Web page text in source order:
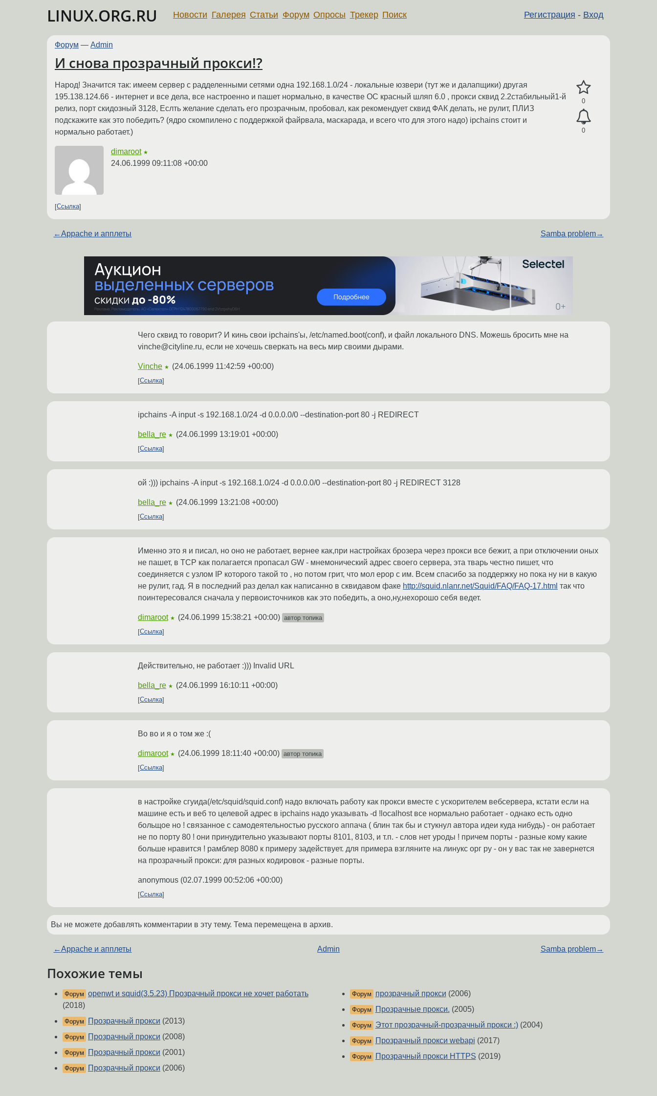
LINUX.ORG.RU Регистрация - Вход
Новости Галерея Статьи Форум Опросы Трекер Поиск
Форум — Admin
И снова прозрачный прокси!?
0
0
Народ! Значится так: имеем сервер с радделенными сетями одна 192.168.1.0/24 - локальные юзвери (тут же и далапщики) другая
195.138.124.66 - интернет и все дела, все настроенно и пашет нормально, в качестве ОС красный шляп 6.0 , прокси сквид 2.2стабильный1-й
релиз, порт скидозный 3128, Еслть желание сделать его прозрачным, пробовал, как рекомендует сквид ФАК делать, не рулит, ПЛИЗ
подскажите как это победить? (ядро скомпилено с поддержкой файрвала, маскарада, и всего что для этого надо) ipchains стоит и
нормально работает.)
dimaroot ★
24.06.1999 09:11:08 +00:00
Ссылка
←Appache и апплеты Samba problem→
Чего сквид то говорит? И кинь свои ipchains'ы, /etc/named.boot(conf), и файл локального DNS. Можешь бросить мне на
vinche@cityline.ru, если не хочешь сверкать на весь мир своими дырами.
Vinche ★ (24.06.1999 11:42:59 +00:00)
Ссылка
ipchains -A input -s 192.168.1.0/24 -d 0.0.0.0/0 --destination-port 80 -j REDIRECT
bella_re ★ (24.06.1999 13:19:01 +00:00)
Ссылка
ой :))) ipchains -A input -s 192.168.1.0/24 -d 0.0.0.0/0 --destination-port 80 -j REDIRECT 3128
bella_re ★ (24.06.1999 13:21:08 +00:00)
Ссылка
Именно это я и писал, но оно не работает, вернее как,при настройках брозера через прокси все бежит, а при отключении оных
не пашет, в TCP как полагается пропасал GW - мнемонический адрес своего сервера, эта тварь честно пишет, что
соединяется с узлом IP которого такой то , но потом грит, что мол ерор с им. Всем спасибо за поддержку но пока ну ни в какую
не рулит, гад. Я в последний раз делал как написанно в сквидавом факе http://squid.nlanr.net/Squid/FAQ/FAQ-17.html так что
поинтересовался сначала у первоисточников как это победить, а оно,ну,нехорошо себя ведет.
dimaroot ★ (24.06.1999 15:38:21 +00:00) автор топика
Ссылка
Действительно, не работает :))) Invalid URL
bella_re ★ (24.06.1999 16:10:11 +00:00)
Ссылка
Во во и я о том же :(
dimaroot ★ (24.06.1999 18:11:40 +00:00) автор топика
Ссылка
в настройке сгуида(/etc/squid/squid.conf) надо включать работу как прокси вместе с ускорителем вебсервера, кстати если на
машине есть и веб то целевой адрес в ipchains надо указывать -d !localhost все нормально работает - однако есть одно
больщое но ! связанное с самодеятельностью русского аппача ( блин так бы и стукнул автора идеи куда нибудь) - он работает
не по порту 80 ! они принудительно указывают порты 8101, 8103, и т.п. - слов нет уроды ! причем порты - разные кому какие
больше нравится ! рамблер 8080 к примеру задействует. для примера взгляните на линукс орг ру - он у вас так не завернется
на прозрачный прокси: для разных кодировок - разные порты.
anonymous (02.07.1999 00:52:06 +00:00)
Ссылка
Вы не можете добавлять комментарии в эту тему. Тема перемещена в архив.
←Appache и апплеты Admin Samba problem→
Похожие темы
Форум openwt и squid(3.5.23) Прозрачный прокси не хочет работать
(2018)
Форум Прозрачный прокси (2013)
Форум Прозрачный прокси (2008)
Форум Прозрачный прокси (2001)
Форум Прозрачный прокси (2006)
Форум прозрачный прокси (2006)
Форум Прозрачные прокси. (2005)
Форум Этот прозрачный-прозрачный прокси :)(2004)
Форум Прозрачный прокси webapi (2017)
Форум Прозрачный прокси HTTPS (2019)